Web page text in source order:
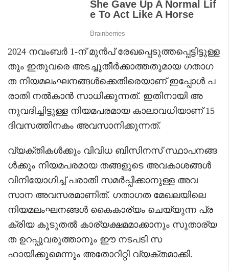
2024 നവംബർ 1-ന് മുൻപ് രേഖപ്പെടുത്തപ്പെട്ടിട്ടുള്ള
തും ഇതുവരെ അടച്ചുതീർക്കാത്തതുമായ ഗതാഗ
ത നിയമലംഘനങ്ങൾക്കെതിരെയാണ് ഇപ്പോൾ പ
രാതി നൽകാൻ സാധിക്കുന്നത്. ഇതിനായി അ
നുവദിച്ചിട്ടുള്ള നിയമപരമായ കാലാവധിയാണ് 15
ദിവസത്തിനകം അവസാനിക്കുന്നത്.
വ്യക്തികൾക്കും വിവിധ ബിസിനസ് സ്ഥാപനങ്ങ
ൾക്കും നിയമപരമായ തങ്ങളുടെ അവകാശങ്ങൾ
വിനിയോഗിച്ച് പരാതി സമർപ്പിക്കാനുള്ള അവ
സാന അവസരമാണിത്. ഗതാഗത മേഖലയിലെ
നിയമലംഘനങ്ങൾ കൈകാര്യം ചെയ്യുന്ന പ്ര
ക്രിയ കൂടുതൽ കാര്യക്ഷമമാക്കാനും സുതാര്യ
ത ഉറപ്പുവരുത്താനും ഈ നടപടി സ
ഹായിക്കുമെന്നും അതോറിറ്റി വ്യക്തമാക്കി.